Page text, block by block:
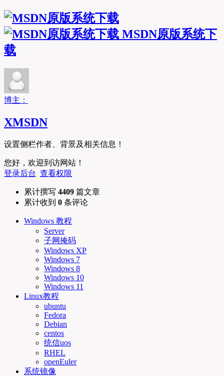
MSDN原版系统下
载
博主：
XMSDN
设置侧栏作者、背景及相关信息！
您好，欢迎到访网站！
登录后台 查看权限
累计撰写 4409 篇文章
累计收到 0 条评论
Windows 教程
Server
子网掩码
Windows XP
Windows 7
Windows 8
Windows 10
Windows 11
Linux教程
ubuntu
Fedora
Debian
centos
统信uos
RHEL
openEuler
系统镜像